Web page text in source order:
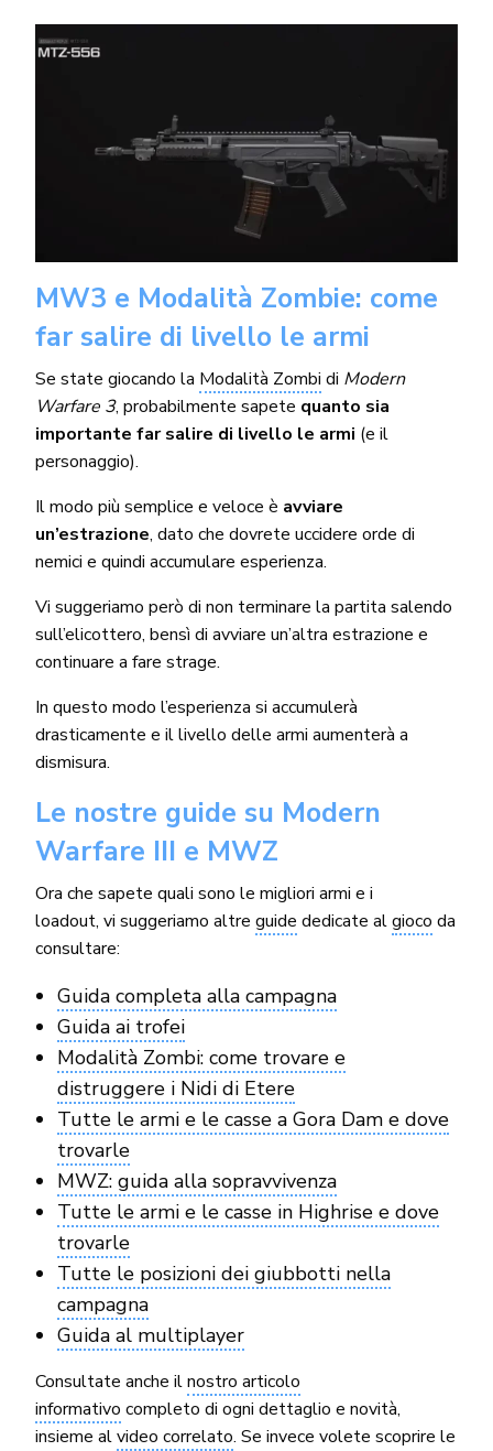
MW3 e Modalità Zombie: come
far salire di livello le armi
Se state giocando la Modalità Zombi di Modern
Warfare 3, probabilmente sapete quanto sia
importante far salire di livello le armi (e il
personaggio).
Il modo più semplice e veloce è avviare
un’estrazione, dato che dovrete uccidere orde di
nemici e quindi accumulare esperienza.
Vi suggeriamo però di non terminare la partita salendo
sull’elicottero, bensì di avviare un’altra estrazione e
continuare a fare strage.
In questo modo l’esperienza si accumulerà
drasticamente e il livello delle armi aumenterà a
dismisura.
Le nostre guide su Modern
Warfare III e MWZ
Ora che sapete quali sono le migliori armi e i
loadout, vi suggeriamo altreguide dedicate algioco da
consultare:
Guida completa alla campagna
Guida ai trofei
Modalità Zombi: come trovare e
distruggere i Nidi di Etere
Tutte le armi e le casse a Gora Dam e dove
trovarle
MWZ: guida alla sopravvivenza
Tutte le armi e le casse in Highrise e dove
trovarle
Tutte le posizioni dei giubbotti nella
campagna
Guida al multiplayer
Consultate anche ilnostro articolo
informativo completo di ogni dettaglio e novità,
insieme alvideo correlato. Se invece volete scoprire le